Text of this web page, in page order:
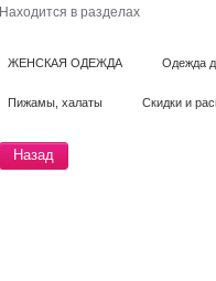
Находится в разделах
ЖЕНСКАЯ ОДЕЖДА Одежда
Пижамы, халаты Скидки и
Назад